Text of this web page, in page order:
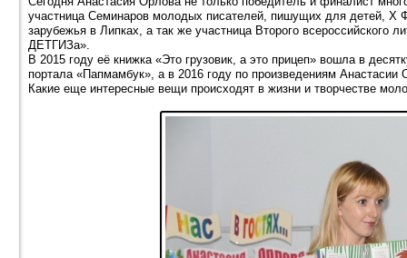
участница Семинаров молодых писателей, пишущих для детей, Х
зарубежья в Липках, а так же участница Второго всероссийского
ДЕТГИЗа».
В 2015 году её книжка «Это грузовик, а это прицеп» вошла в
портала «Папмамбук», а в 2016 году по произведениям
Какие еще интересные вещи происходят в жизни и творчестве